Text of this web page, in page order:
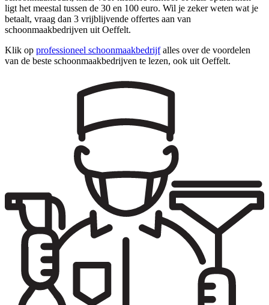
ligt het meestal tussen de 30 en 100 euro. Wil je zeker weten wat je
betaalt, vraag dan 3 vrijblijvende offertes aan van
schoonmaakbedrijven uit Oeffelt.
Klik op professioneel schoonmaakbedrijfalles over de voordelen
van de beste schoonmaakbedrijven te lezen, ook uit Oeffelt.